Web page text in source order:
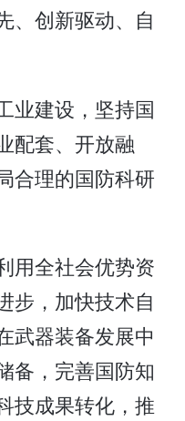
、创新驱动、自
业建设，坚持国
配套、开放融
合理的国防科研
全社会优势资
步，加快技术自
武器装备发展中
备，完善国防知
技成果转化，推